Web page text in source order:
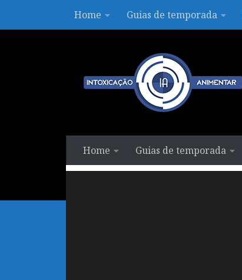
Skip to contentHome Guias de temporada
Home Guias de temporada